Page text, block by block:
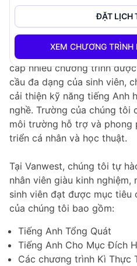
Chào mừng bạn đến với
một cơ sở giáo dục sôi
xinh đẹp của Vancouvervà
cấp nhiều chương trình
cầu đa dạng của sinh viên,
cải thiện kỹ năng tiếng Anh
nghề. Trường của chúng tôi
môi trường hỗ trợ và phong
triển cá nhân và học thuật.
Tại Vanwest, chúng tôi tự
nhân viên giàu kinh
sinh viên đạt được mục tiêu
của chúng tôi bao gồm:
Tiếng Anh Tổng Quát
Tiếng Anh Cho Mục Đích
Các chương trình Kì Thực
ĐẶT LỊCH
XEM CHƯƠNG